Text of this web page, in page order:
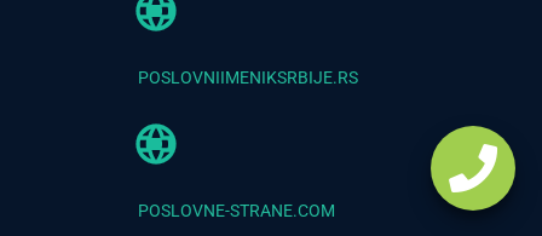
POSLOVNIIMENIKSRBIJE.RS
POSLOVNE-STRANE.COM